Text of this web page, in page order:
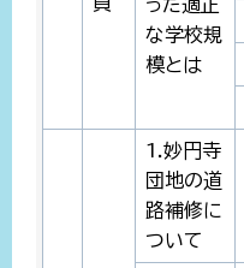
った適正
な学校規
模とは
1.妙円寺
団地の道
路補修に
ついて